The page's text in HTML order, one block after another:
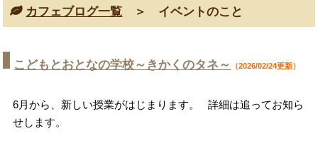
カフェブログ一覧 ＞ イベントのこと
こどもとおとなの学校～きかくのタネ～ （2026/02/24更新）
6月から、新しい授業がはじまります。 詳細は追ってお知ら
せします。